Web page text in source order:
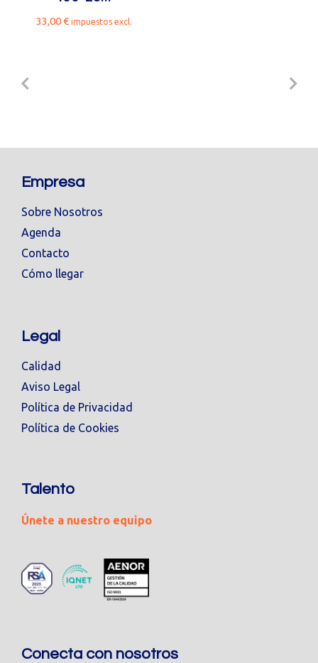
33,00€ impuestos excl.
Empresa
Sobre Nosotros
Agenda
Contacto
Cómo llegar
Legal
Calidad
Aviso Legal
Política de Privacidad
Política de Cookies
Talento
Únete a nuestro equipo
Conecta con nosotros